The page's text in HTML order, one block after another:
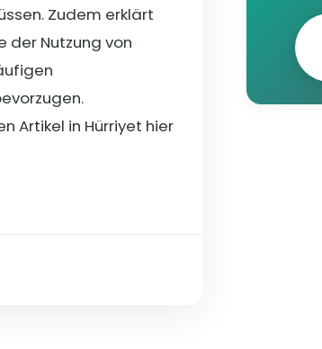
Zudem erklärt
der Nutzung von
Artikel in Hürriyet hier